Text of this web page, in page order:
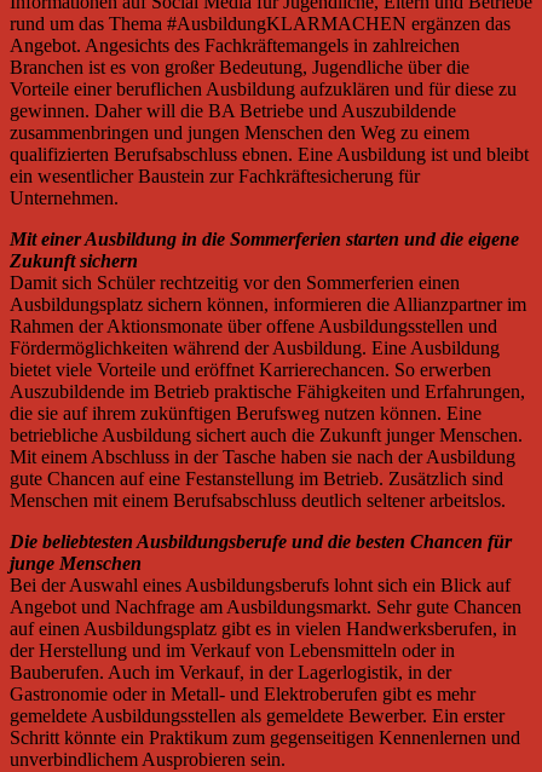
rund um das Thema #AusbildungKLARMACHEN ergänzen das
Angebot. Angesichts des Fachkräftemangels in zahlreichen
Branchen ist es von großer Bedeutung, Jugendliche über die
Vorteile einer beruflichen Ausbildung aufzuklären und für diese zu
gewinnen. Daher will die BA Betriebe und Auszubildende
zusammenbringen und jungen Menschen den Weg zu einem
qualifizierten Berufsabschluss ebnen. Eine Ausbildung ist und bleibt
ein wesentlicher Baustein zur Fachkräftesicherung für
Unternehmen.
Mit einer Ausbildung in die Sommerferien starten und die eigene
Zukunft sichern
Damit sich Schüler rechtzeitig vor den Sommerferien einen
Ausbildungsplatz sichern können, informieren die Allianzpartner im
Rahmen der Aktionsmonate über offene Ausbildungsstellen und
Fördermöglichkeiten während der Ausbildung. Eine Ausbildung
bietet viele Vorteile und eröffnet Karrierechancen. So erwerben
Auszubildende im Betrieb praktische Fähigkeiten und Erfahrungen,
die sie auf ihrem zukünftigen Berufsweg nutzen können. Eine
betriebliche Ausbildung sichert auch die Zukunft junger Menschen.
Mit einem Abschluss in der Tasche haben sie nach der Ausbildung
gute Chancen auf eine Festanstellung im Betrieb. Zusätzlich sind
Menschen mit einem Berufsabschluss deutlich seltener arbeitslos.
Die beliebtesten Ausbildungsberufe und die besten Chancen für
junge Menschen
Bei der Auswahl eines Ausbildungsberufs lohnt sich ein Blick auf
Angebot und Nachfrage am Ausbildungsmarkt. Sehr gute Chancen
auf einen Ausbildungsplatz gibt es in vielen Handwerksberufen, in
der Herstellung und im Verkauf von Lebensmitteln oder in
Bauberufen. Auch im Verkauf, in der Lagerlogistik, in der
Gastronomie oder in Metall- und Elektroberufen gibt es mehr
gemeldete Ausbildungsstellen als gemeldete Bewerber. Ein erster
Schritt könnte ein Praktikum zum gegenseitigen Kennenlernen und
unverbindlichem Ausprobieren sein.